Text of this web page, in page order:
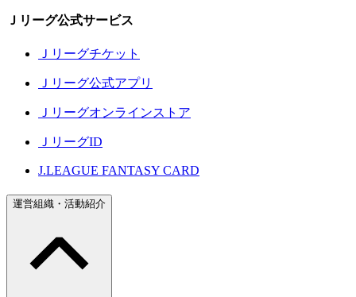
Ｊリーグ公式サービス
Ｊリーグチケット
Ｊリーグ公式アプリ
Ｊリーグオンラインストア
ＪリーグID
J.LEAGUE FANTASY CARD
運営組織・活動紹介